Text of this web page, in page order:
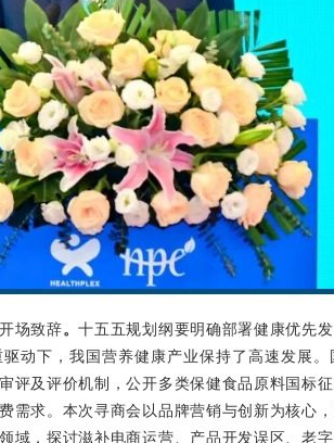
场致辞。十五五规划纲要明确部署健康优先
动下，我国营养健康产业保持了高速发展
评及评价机制，公开多类保健食品原料国标
需求。本次寻商会以品牌营销与创新为核心
域，探讨滋补电商运营、产品开发误区、老